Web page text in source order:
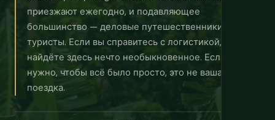
приезжают ежегодно, и подавляющее
большинство — деловые путешественники, а не
туристы. Если вы справитесь с логистикой, то
найдёте здесь нечто необыкновенное. Если вам
нужно, чтобы всё было просто, это не ваша
поездка.